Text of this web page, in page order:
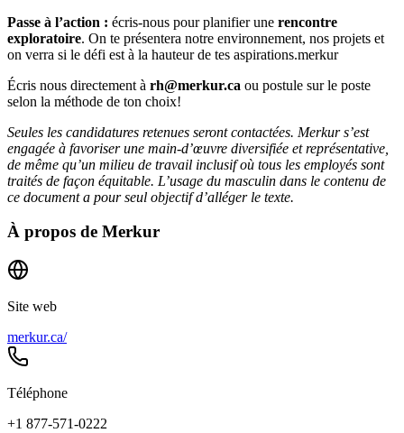
Passe à l’action : écris-nous pour planifier une rencontre
exploratoire. On te présentera notre environnement, nos projets et
on verra si le défi est à la hauteur de tes aspirations.merkur
Écris nous directement à rh@merkur.ca ou postule sur le poste
selon la méthode de ton choix!
Seules les candidatures retenues seront contactées. Merkur s’est
engagée à favoriser une main-d’œuvre diversifiée et représentative,
de même qu’un milieu de travail inclusif où tous les employés sont
traités de façon équitable. L’usage du masculin dans le contenu de
ce document a pour seul objectif d’alléger le texte.
À propos de Merkur
Site web
merkur.ca/
Téléphone
+1 877-571-0222